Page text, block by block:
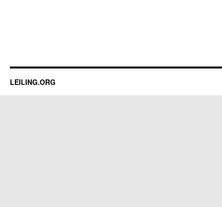
LEILING.ORG